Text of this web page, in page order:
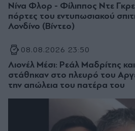
Νίνα Φλορ - Φίλιππος Ντε
πόρτες του εντυπωσιακού
Λονδίνο (Βίντεο)
08.08.2026 23:50
Λιονέλ Μέσι: Ρεάλ Μαδρίτης
στάθηκαν στο πλευρό του
την απώλεια του πατέρα του